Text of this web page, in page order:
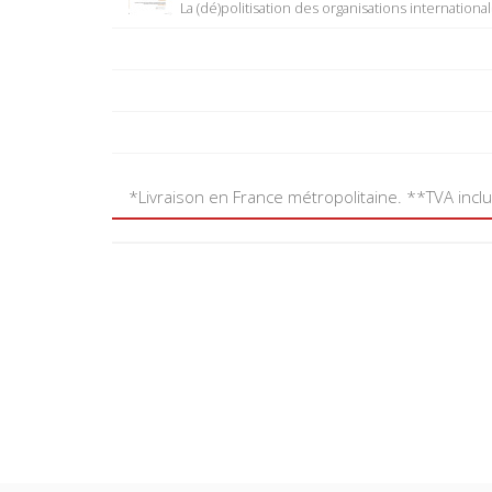
La (dé)politisation des organisations
*Livraison en France métropolitaine. **TVA